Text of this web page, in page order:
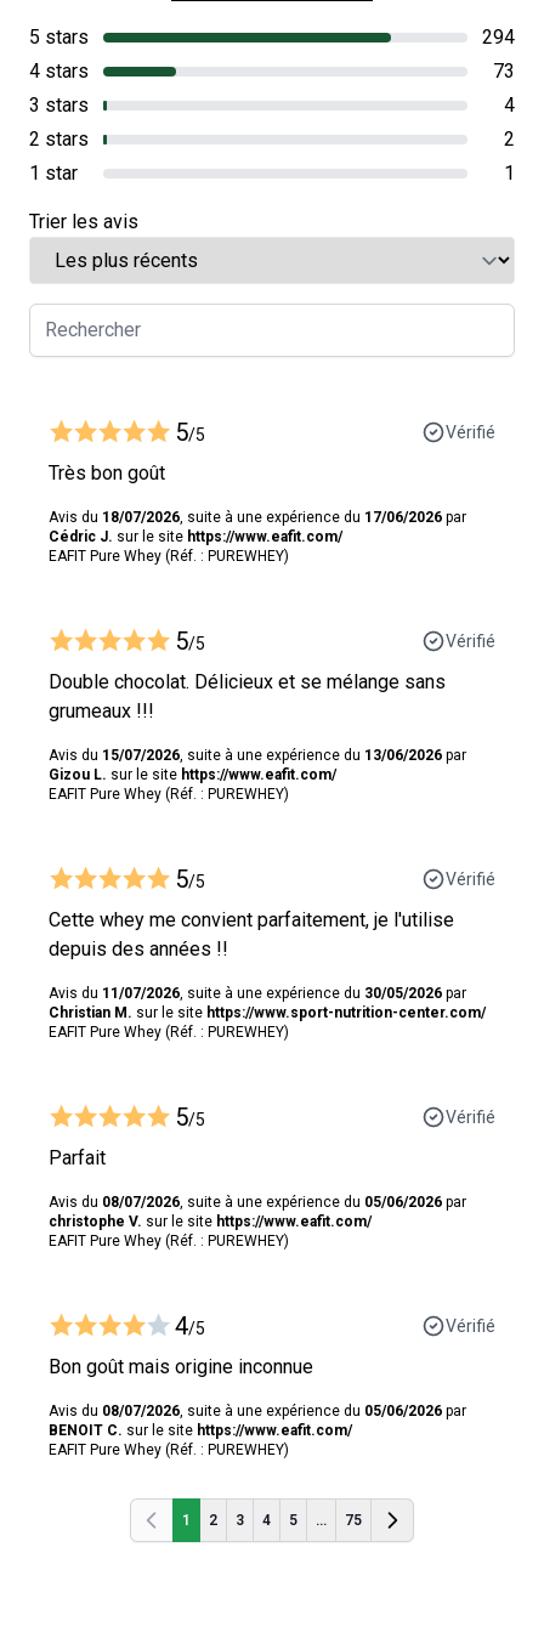
5 stars
294
4 stars
73
3 stars
4
2 stars
2
1 star
1
Trier les avis
5/5 Vérifié
Très bon goût
Avis du 18/07/2026 , suite à une expérience du 17/06/2026 par
Cédric J. sur le site https://www.eafit.com/
EAFIT Pure Whey (Réf. : PUREWHEY)
5/5 Vérifié
Double chocolat. Délicieux et se mélange sans
grumeaux !!!
Avis du 15/07/2026 , suite à une expérience du 13/06/2026 par
Gizou L. sur le site https://www.eafit.com/
EAFIT Pure Whey (Réf. : PUREWHEY)
5/5 Vérifié
Cette whey me convient parfaitement, je l'utilise
depuis des années !!
Avis du 11/07/2026 , suite à une expérience du 30/05/2026 par
Christian M. sur le site https://www.sport-nutrition-center.com/
EAFIT Pure Whey (Réf. : PUREWHEY)
5/5 Vérifié
Parfait
Avis du 08/07/2026 , suite à une expérience du 05/06/2026 par
christophe V. sur le site https://www.eafit.com/
EAFIT Pure Whey (Réf. : PUREWHEY)
4/5 Vérifié
Bon goût mais origine inconnue
Avis du 08/07/2026 , suite à une expérience du 05/06/2026 par
BENOIT C. sur le site https://www.eafit.com/
EAFIT Pure Whey (Réf. : PUREWHEY)
Précédent
1 2 3 4 5 ... 75
Précédent